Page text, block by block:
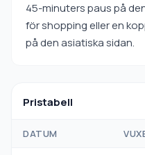
45-minuters paus på
för shopping eller en
på den asiatiska sidan.
Pristabell
DATUM